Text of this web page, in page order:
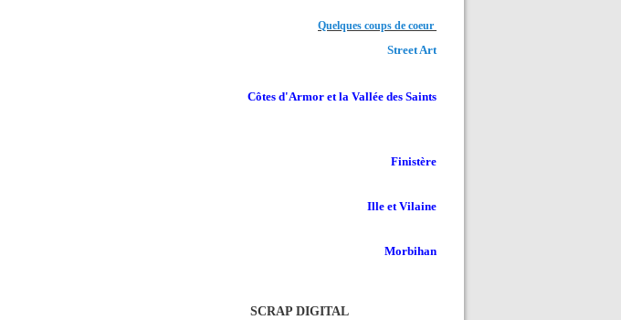
Quelques coups de coeur
Street Art
Côtes d'Armor et la Vallée des Saints
Finistère
Ille et Vilaine
Morbihan
SCRAP DIGITAL